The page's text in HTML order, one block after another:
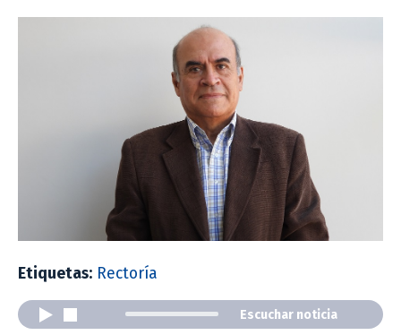
Etiquetas: Rectoría
Escuchar noticia